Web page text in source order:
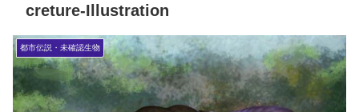
creture-Illustration
都市伝説・未確認生物